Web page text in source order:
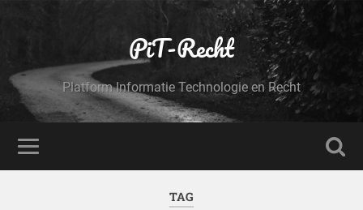
PiT-Recht
Platform Informatie Technologie en Recht
TAG